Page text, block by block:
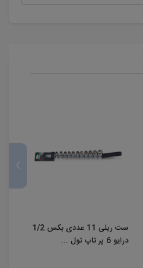
ست ریلی 11 عددی بکس 1/2
درایو 6 پر تاپ تول ...
›